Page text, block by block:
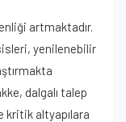
artmaktadır.
yenilenebilir
dalgalı talep
kritik altyapılara